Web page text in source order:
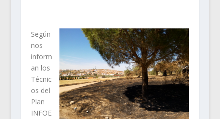
Según
nos
inform
an los
Técnic
os del
Plan
INFOE